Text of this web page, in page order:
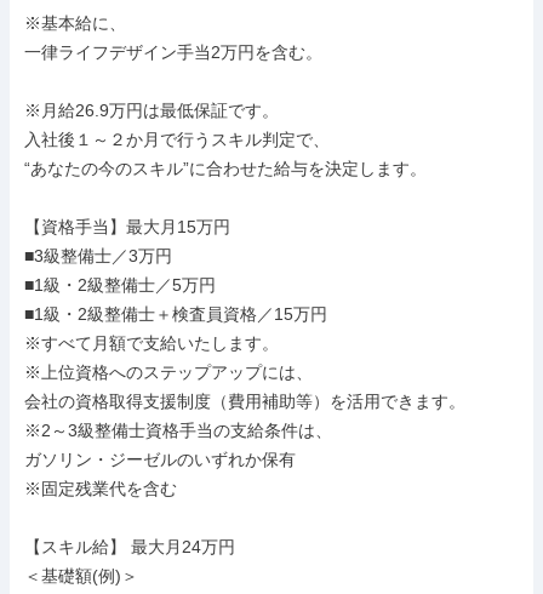
※基本給に、
一律ライフデザイン手当2万円を含む。
※月給26.9万円は最低保証です。
入社後１～２か月で行うスキル判定で、
“あなたの今のスキル”に合わせた給与を決定します。
【資格手当】最大月15万円
■3級整備士／3万円
■1級・2級整備士／5万円
■1級・2級整備士＋検査員資格／15万円
※すべて月額で支給いたします。
※上位資格へのステップアップには、
会社の資格取得支援制度（費用補助等）を活用できます。
※2～3級整備士資格手当の支給条件は、
ガソリン・ジーゼルのいずれか保有
※固定残業代を含む
【スキル給】 最大月24万円
＜基礎額(例)＞